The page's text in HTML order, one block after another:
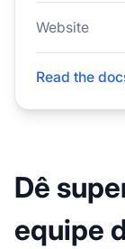
Website
Read the
Dê
equipe